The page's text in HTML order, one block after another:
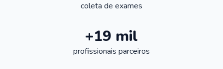
coleta de exames
+19 mil
profissionais parceiros